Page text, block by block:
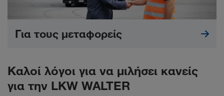
Για τους μεταφορείς
Καλοί λόγοι για να μιλήσει κανείς
για την LKW WALTER